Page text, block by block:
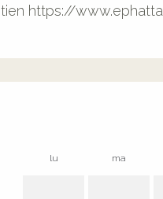
https://
lu ma